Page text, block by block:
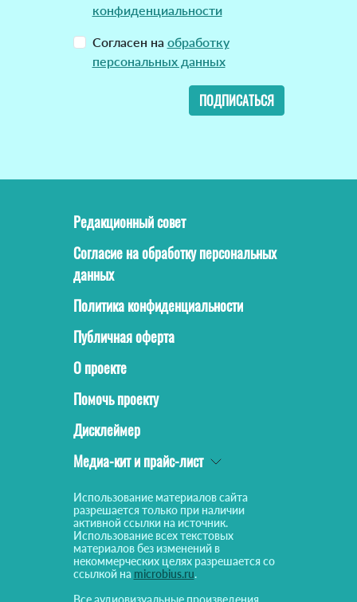
конфиденциальности
Согласен на обработку
персональных данных
ПОДПИСАТЬСЯ
Редакционный совет
Согласие на обработку персональных
данных
Политика конфиденциальности
Публичная оферта
О проекте
Помочь проекту
Дисклеймер
Медиа-кит и прайс-лист
Использование материалов сайта
разрешается только при наличии
активной ссылки на источник.
Использование всех текстовых
материалов без изменений в
некоммерческих целях разрешается со
ссылкой на microbius.ru.
Все аудиовизуальные произведения